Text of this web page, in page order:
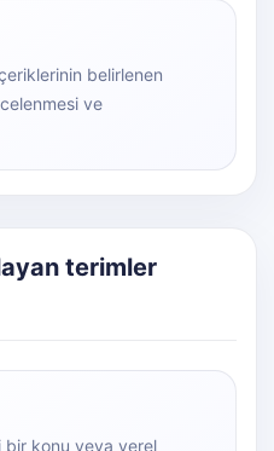
belirlenen
ve
terimler
bir konu veya yerel